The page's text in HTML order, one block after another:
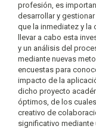
profesión, es
desarrollar y
que la inmediatez y la
llevar a cabo esta
y un análisis del
mediante nuevas
encuestas para
impacto de la
dicho proyecto
óptimos, de los
creativo de
significativo mediante